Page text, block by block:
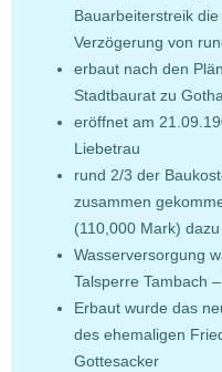
Bauarbeiterstreik
Verzögerung von
erbaut nach den
Stadtbaurat zu Gotha
eröffnet am
Liebetrau
rund 2/3 der
zusammen
(110,000 Mark) dazu
Wasserversorgung
Talsperre Tambach
Erbaut wurde das
des ehemaligen
Gottesacker